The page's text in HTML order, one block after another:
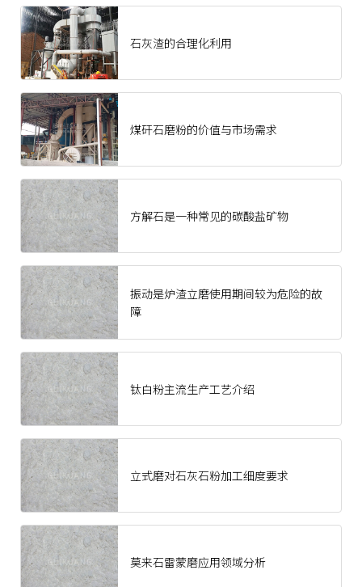
石灰渣的合理化利用
煤矸石磨粉的价值与市场需求
方解石是一种常见的碳酸盐矿物
振动是炉渣立磨使用期间较为危险的故
障
钛白粉主流生产工艺介绍
立式磨对石灰石粉加工细度要求
莫来石雷蒙磨应用领域分析